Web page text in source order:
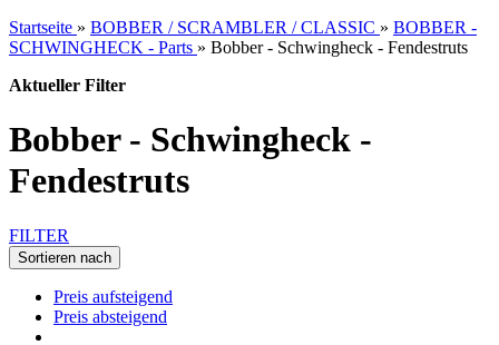
Startseite » BOBBER / SCRAMBLER / CLASSIC » BOBBER -
SCHWINGHECK - Parts » Bobber - Schwingheck - Fendestruts
Aktueller Filter
Bobber - Schwingheck -
Fendestruts
FILTER
Sortieren nach
Preis aufsteigend
Preis absteigend